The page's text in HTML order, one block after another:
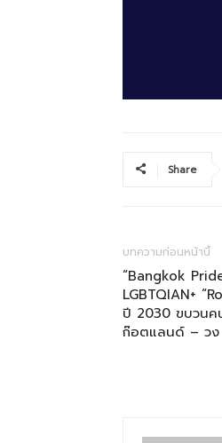
Share
บทความก่อนหน้านี้
“Bangkok
LGBTQIAN+
ปี 2030 ขบวนค
ก๊อตแลนด์ – วง